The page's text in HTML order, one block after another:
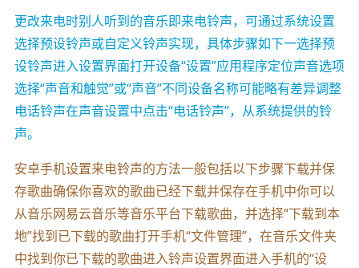
更改来电时别人听到的音乐即来电铃声，可通过系统设置
选择预设铃声或自定义铃声实现，具体步骤如下一选择预
设铃声进入设置界面打开设备“设置”应用程序定位声音选项
选择“声音和触觉”或“声音”不同设备名称可能略有差异调整
电话铃声在声音设置中点击“电话铃声”，从系统提供的铃
声。
安卓手机设置来电铃声的方法一般包括以下步骤下载并保
存歌曲确保你喜欢的歌曲已经下载并保存在手机中你可以
从音乐网易云音乐等音乐平台下载歌曲，并选择“下载到本
地”找到已下载的歌曲打开手机“文件管理”，在音乐文件夹
中找到你已下载的歌曲进入铃声设置界面进入手机的“设